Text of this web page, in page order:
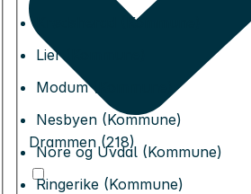
Krødsherad (Kommune)
Lier (Kommune)
Modum (Kommune)
Nesbyen (Kommune)
Nore og Uvdal (Kommune)
Ringerike (Kommune)
Drammen (218)